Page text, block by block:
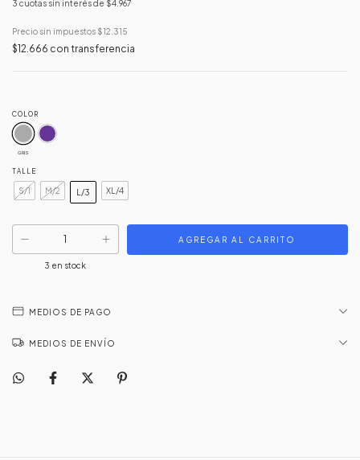
3 cuotas sin interés de $4.967
Precio sin impuestos $12.315
$12.666 con transferencia
COLOR
GRIS
TALLE
S/1 M/2 L/3 XL/4
3 en stock
MEDIOS DE PAGO
MEDIOS DE ENVÍO